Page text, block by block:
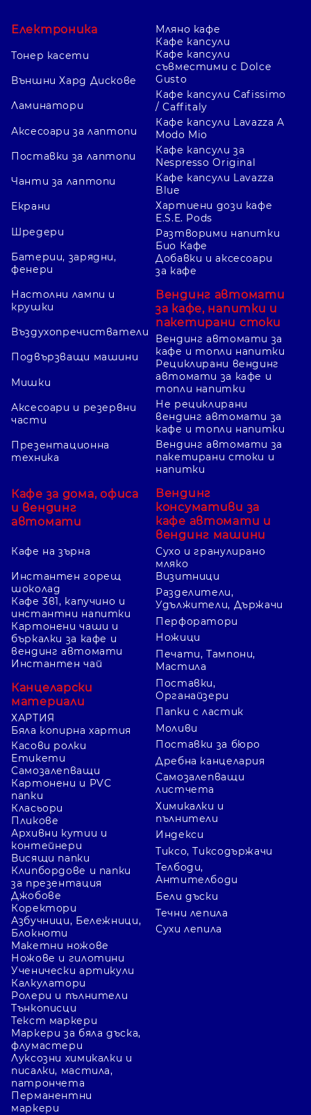
Електроника
Тонер касети
Външни Хард Дискове
Ламинатори
Аксесоари за лаптопи
Поставки за лаптопи
Чанти за лаптопи
Екрани
Шредери
Батерии, зарядни,
фенери
Настолни лампи и
крушки
Въздухопречистватели
Подвързващи машини
Мишки
Аксесоари и резервни
части
Презентационна
техника
Кафе за дома, офиса
и вендинг
автомати
Кафе на зърна
Мляно кафе
Кафе капсули
Кафе капсули
съвместими с Dolce
Gusto
Кафе капсули Cafissimo
/ Caffitaly
Кафе капсули Lavazza A
Modo Mio
Кафе капсули за
Nespresso Original
Кафе капсули Lavazza
Blue
Хартиени дози кафе
E.S.E. Pods
Разтворими напитки
Био Кафе
Добавки и аксесоари
за кафе
Вендинг автомати
за кафе, напитки и
пакетирани стоки
Вендинг автомати за
кафе и топли напитки
Рециклирани вендинг
автомати за кафе и
топли напитки
Не рециклирани
вендинг автомати за
кафе и топли напитки
Вендинг автомати за
пакетирани стоки и
напитки
Вендинг
консумативи за
кафе автомати и
вендинг машини
Сухо и гранулирано
мляко
Инстантен горещ
шоколад
Кафе 3в1, капучино и
инстантни напитки
Картонени чаши и
бъркалки за кафе и
вендинг автомати
Инстантен чай
Канцеларски
материали
ХАРТИЯ
Бяла копирна хартия
Касови ролки
Етикети
Самозалепващи
Картонени и PVC
папки
Класьори
Пликове
Архивни кутии и
контейнери
Висящи папки
Клипбордове и папки
за презентация
Джобове
Коректори
Азбучници, Бележници,
Блокноти
Визитници
Разделители,
Удължители, Държачи
Перфоратори
Ножици
Печати, Тампони,
Мастила
Поставки,
Органайзери
Папки с ластик
Моливи
Поставки за бюро
Дребна канцелария
Самозалепващи
листчета
Химикалки и
пълнители
Индекси
Тиксо, Тиксодържачи
Телбоди,
Антителбоди
Бели дъски
Течни лепила
Сухи лепила
Макетни ножове
Ножове и гилотини
Ученически артикули
Калкулатори
Ролери и пълнители
Тънкописци
Текст маркери
Маркери за бяла дъска,
флумастери
Луксозни химикалки и
писалки, мастила,
патрончета
Перманентни
маркери